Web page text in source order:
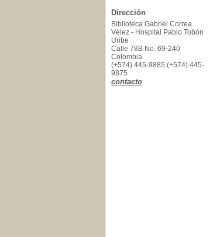
Dirección
Biblioteca Gabriel Correa
Vélez - Hospital Pablo Tobón
Uribe
Calle 78B No. 69-240
Colombia
(+574) 445-9885 (+574) 445-
9875
contacto